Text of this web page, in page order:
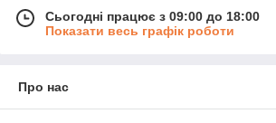
Сьогодні працює з 09:00 до 18:00
Показати весь графік роботи
Про нас